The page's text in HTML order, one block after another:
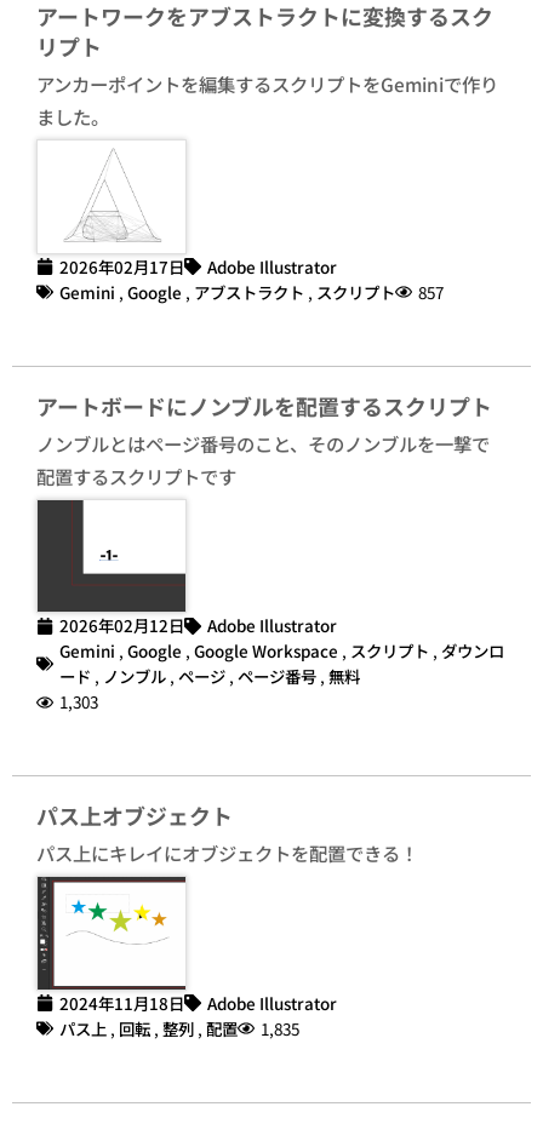
アートワークをアブストラクトに変換するスク
リプト
アンカーポイントを編集するスクリプトをGeminiで作り
ました。
2026年02月17日
Adobe Illustrator
Gemini , Google , アブストラクト , スクリプト 857
アートボードにノンブルを配置するスクリプト
ノンブルとはページ番号のこと、そのノンブルを一撃で
配置するスクリプトです
2026年02月12日
Adobe Illustrator
Gemini , Google , Google Workspace , スクリプト , ダウンロ
ード , ノンブル , ページ , ページ番号 , 無料
1,303
パス上オブジェクト
パス上にキレイにオブジェクトを配置できる！
2024年11月18日
Adobe Illustrator
パス上 , 回転 , 整列 , 配置 1,835